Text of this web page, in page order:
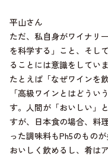
平山さん
ただ、私自身がワイナリ
を科学する」こと、そし
ることには意識をしていま
たとえば「なぜワインを
「高級ワインとはどうい
す。人間が「おいしい」
すが、日本食の場合、料
った調味料もPh5のもの
おいしく飲めるし、肴は